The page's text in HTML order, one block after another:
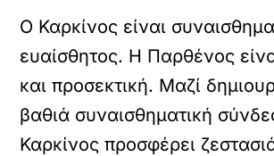
Ο Καρκίνος είναι
ευαίσθητος. Η Παρθένος
και προσεκτική. Μαζί
βαθιά συναισθηματική
Καρκίνος προσφέρει